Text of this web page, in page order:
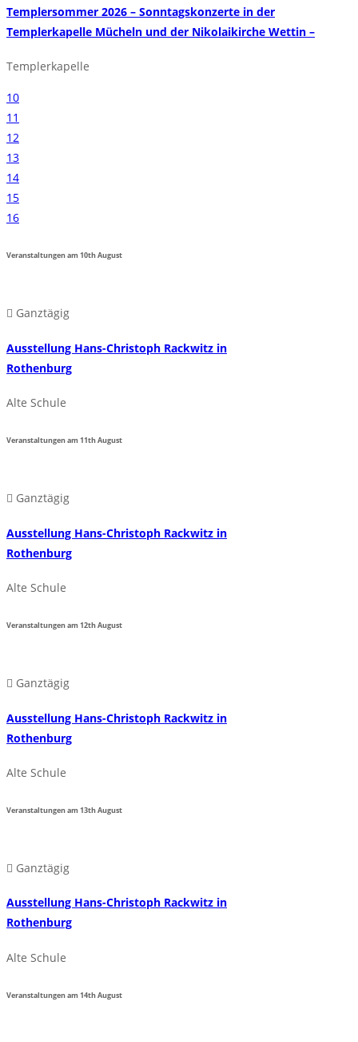
Templersommer 2026 – Sonntagskonzerte in der
Templerkapelle Mücheln und der Nikolaikirche Wettin –
Templerkapelle
10
11
12
13
14
15
16
Veranstaltungen am10thAugust
Ganztägig
Ausstellung Hans-Christoph Rackwitz in
Rothenburg
Alte Schule
Veranstaltungen am11thAugust
Ganztägig
Ausstellung Hans-Christoph Rackwitz in
Rothenburg
Alte Schule
Veranstaltungen am12thAugust
Ganztägig
Ausstellung Hans-Christoph Rackwitz in
Rothenburg
Alte Schule
Veranstaltungen am13thAugust
Ganztägig
Ausstellung Hans-Christoph Rackwitz in
Rothenburg
Alte Schule
Veranstaltungen am14thAugust